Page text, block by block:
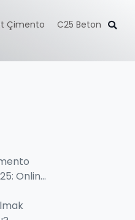
Çimento C25 Beton
Online